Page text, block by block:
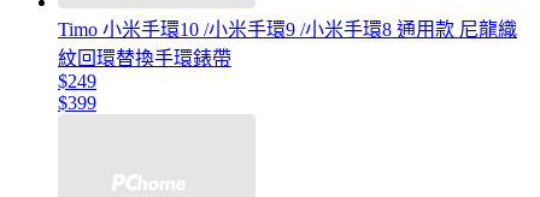
Timo 小米手環10 /小米手環9 /小米手環8 通用款 尼龍織
紋回環替換手環錶帶
$249
$399